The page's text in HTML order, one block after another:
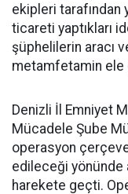
ekipleri tarafından
ticareti yaptıkları
şüphelilerin aracı
metamfetamin ele
Denizli İl Emniyet
Mücadele Şube
operasyon
edileceği yönünde
harekete geçti.